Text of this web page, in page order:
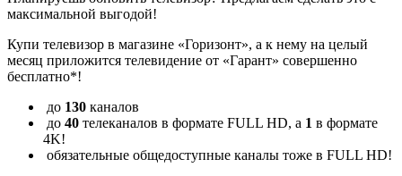
максимальной выгодой!
Купи телевизор в магазине «Горизонт», а к нему на целый
месяц приложится телевидение от «Гарант» совершенно
бесплатно*!
до 130 каналов
до 40 телеканалов в формате FULL HD, а 1 в формате
4K!
обязательные общедоступные каналы тоже в FULL HD!